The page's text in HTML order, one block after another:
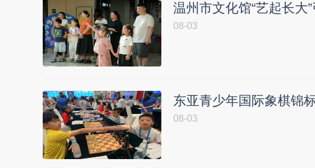
温州市文化馆“艺起长大
08-03
东亚青少年国际象棋锦
08-03